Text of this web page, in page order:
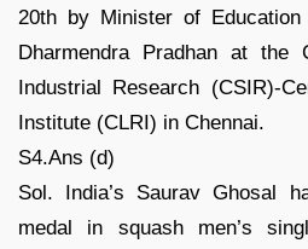
20th by Minister of
Dharmendra Pradhan at the
Industrial Research (CSIR)-
Institute (CLRI) in Chennai.
S4.Ans (d)
Sol. India’s Saurav Ghosal
medal in squash men’s